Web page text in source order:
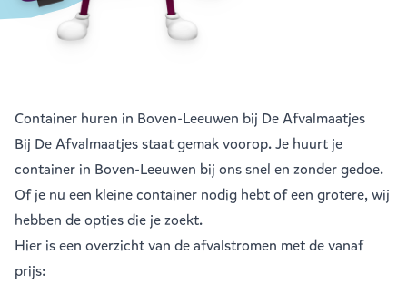
Container huren in Boven-Leeuwen bij De Afvalmaatjes
Bij De Afvalmaatjes staat gemak voorop. Je huurt je
container in Boven-Leeuwen bij ons snel en zonder gedoe.
Of je nu een kleine container nodig hebt of een grotere, wij
hebben de opties die je zoekt.
Hier is een overzicht van de afvalstromen met de vanaf
prijs: